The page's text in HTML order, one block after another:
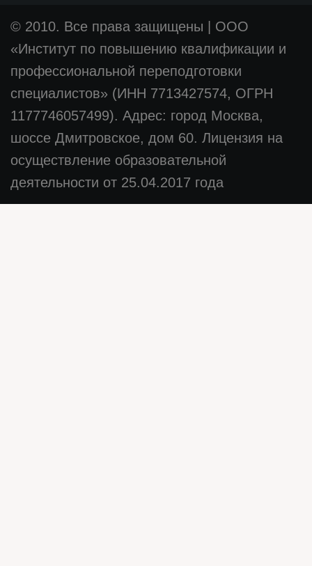
© 2010. Все права защищены
ООО
«Институт по повышению квалификации и
профессиональной переподготовки
специалистов» (ИНН 7713427574, ОГРН
1177746057499). Адрес: город Москва,
шоссе Дмитровское, дом 60. Лицензия на
осуществление образовательной
деятельности от 25.04.2017 года